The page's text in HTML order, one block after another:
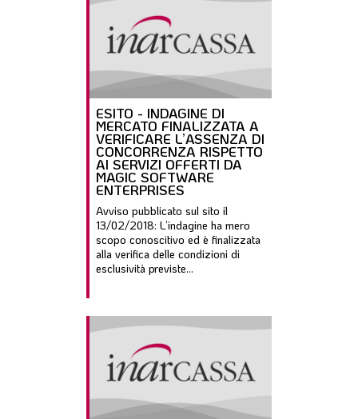
ESITO - INDAGINE DI
MERCATO FINALIZZATA A
VERIFICARE L’ASSENZA DI
CONCORRENZA RISPETTO
AI SERVIZI OFFERTI DA
MAGIC SOFTWARE
ENTERPRISES
Avviso pubblicato sul sito il
13/02/2018: L’indagine ha mero
scopo conoscitivo ed è finalizzata
alla verifica delle condizioni di
esclusività previste...